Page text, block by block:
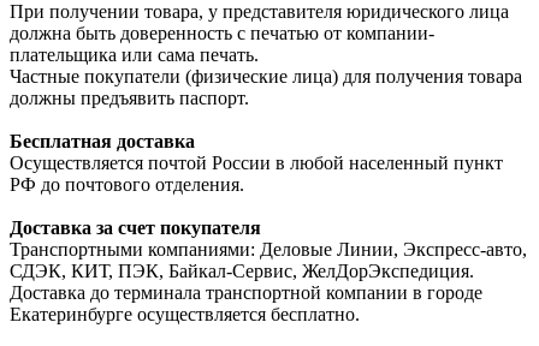
При получении товара, у представителя юридического лица
должна быть доверенность с печатью от компании-
плательщика или сама печать.
Частные покупатели (физические лица) для получения товара
должны предъявить паспорт.
Бесплатная доставка
Осуществляется почтой России в любой населенный пункт
РФ до почтового отделения.
Доставка за счет покупателя
Транспортными компаниями: Деловые Линии, Экспресс-авто,
СДЭК, КИТ, ПЭК, Байкал-Сервис, ЖелДорЭкспедиция.
Доставка до терминала транспортной компании в городе
Екатеринбурге осуществляется бесплатно.